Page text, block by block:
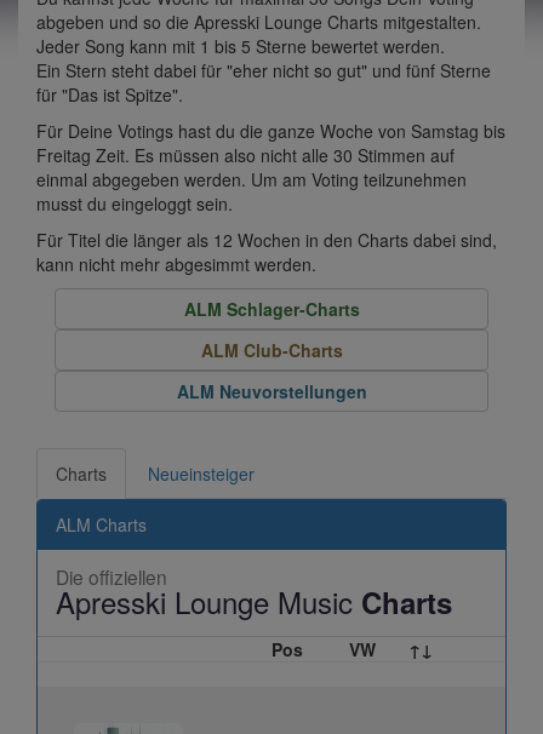
abgeben und so die Apresski Lounge Charts mitgestalten.
Jeder Song kann mit 1 bis 5 Sterne bewertet werden.
Ein Stern steht dabei für "eher nicht so gut" und fünf Sterne
für "Das ist Spitze".
Für Deine Votings hast du die ganze Woche von Samstag bis
Freitag Zeit. Es müssen also nicht alle 30 Stimmen auf
einmal abgegeben werden. Um am Voting teilzunehmen
musst du eingeloggt sein.
Für Titel die länger als 12 Wochen in den Charts dabei sind,
kann nicht mehr abgesimmt werden.
ALM Schlager-Charts
ALM Club-Charts
ALM Neuvorstellungen
Charts Neueinsteiger
ALM Charts
Die offiziellen
Apresski Lounge Music Charts
Pos VW ↑↓